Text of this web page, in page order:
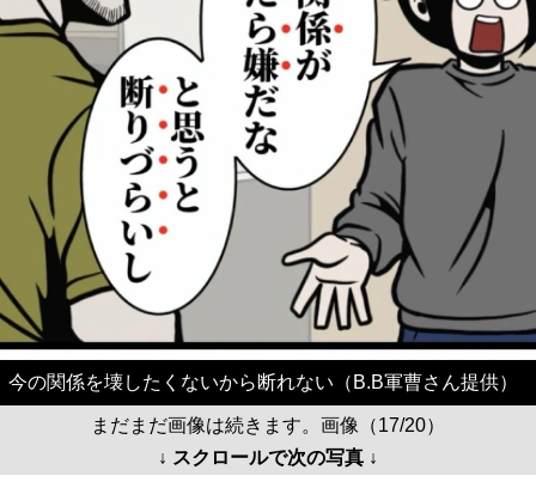
今の関係を壊したくないから断れない（B.B軍曹さん提供）
まだまだ画像は続きます。画像（17/20）
↓ スクロールで次の写真 ↓